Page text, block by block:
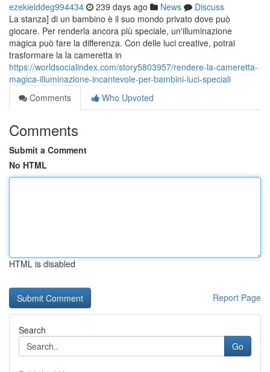
ezekielddeg994434 239 days ago News
Discuss
La stanza] di un bambino è il suo mondo privato dove può
giocare. Per renderla ancora più speciale, un'illuminazione
magica può fare la differenza. Con delle luci creative, potrai
trasformare la la cameretta in
https://worldsocialindex.com/story5803957/rendere-la-cameretta-
magica-illuminazione-incantevole-per-bambini-luci-speciali
Comments
Who Upvoted
Comments
Submit a Comment
No HTML
HTML is disabled
Report Page
Search
Go